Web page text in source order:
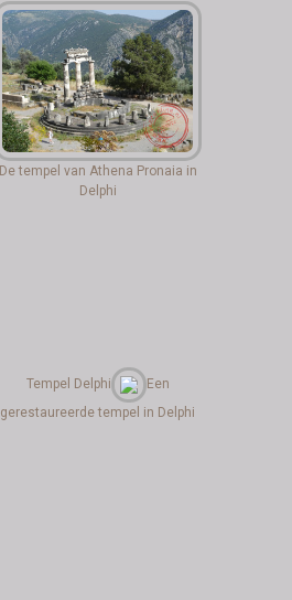
De tempel van Athena Pronaia in
Delphi
Tempel Delphi
Een
gerestaureerde tempel in Delphi